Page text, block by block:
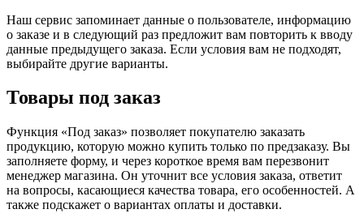
Наш сервис запоминает данные о пользователе, информацию
о заказе и в следующий раз предложит вам повторить к вводу
данные предыдущего заказа. Если условия вам не подходят,
выбирайте другие варианты.
Товары под заказ
Функция «Под заказ» позволяет покупателю заказать
продукцию, которую можно купить только по предзаказу. Вы
заполняете форму, и через короткое время вам перезвонит
менеджер магазина. Он уточнит все условия заказа, ответит
на вопросы, касающиеся качества товара, его особенностей. А
также подскажет о вариантах оплаты и доставки.